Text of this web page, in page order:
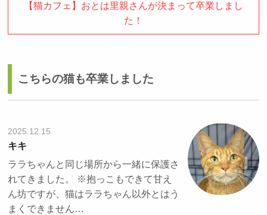
【猫カフェ】おとは里親さんが決まって卒業しまし
た！
こちらの猫も卒業しました
2025.12.15
キキ
ララちゃんと同じ場所から一緒に保護さ
れてきました。 ※抱っこもできて甘え
ん坊ですが、猫はララちゃん以外とはう
まくできません…